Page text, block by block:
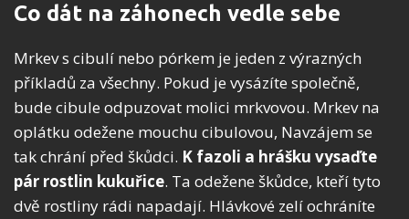
Co dát na záhonech vedle sebe
Mrkev s cibulí nebo pórkem je jeden z výrazných
příkladů za všechny. Pokud je vysázíte společně,
bude cibule odpuzovat molici mrkvovou. Mrkev na
oplátku odežene mouchu cibulovou, Navzájem se
tak chrání před škůdci. K fazoli a hrášku vysaďte
pár rostlin kukuřice. Ta odežene škůdce, kteří tyto
dvě rostliny rádi napadají. Hlávkové zelí ochráníte